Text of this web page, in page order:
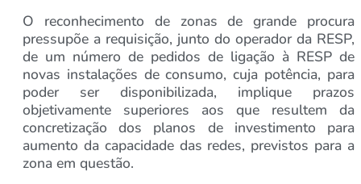
O reconhecimento de zonas de grande procura
pressupõe a requisição, junto do operador da RESP,
de um número de pedidos de ligação à RESP de
novas instalações de consumo, cuja potência, para
poder ser disponibilizada, implique prazos
objetivamente superiores aos que resultem da
concretização dos planos de investimento para
aumento da capacidade das redes, previstos para a
zona em questão.